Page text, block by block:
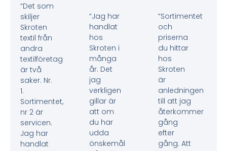
“Det som
skiljer
Skroten
textil från
andra
textilföretag
är två
saker. Nr.
1.
Sortimentet,
nr 2 är
servicen.
Jag har
handlat
“Jag har
handlat
hos
Skroten i
många
år. Det
jag
verkligen
gillar är
att om
du har
udda
önskemål
“Sortimentet
och
priserna
du hittar
hos
Skroten
är
anledningen
till att jag
återkommer
gång
efter
gång. Att